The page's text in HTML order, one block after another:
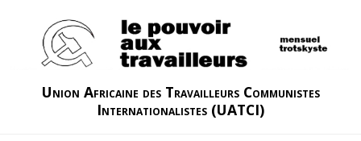
Union Africaine des Travailleurs Communistes
Internationalistes (UATCI)